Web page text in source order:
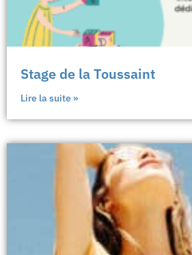
Stage de la Toussaint
Lire la suite »